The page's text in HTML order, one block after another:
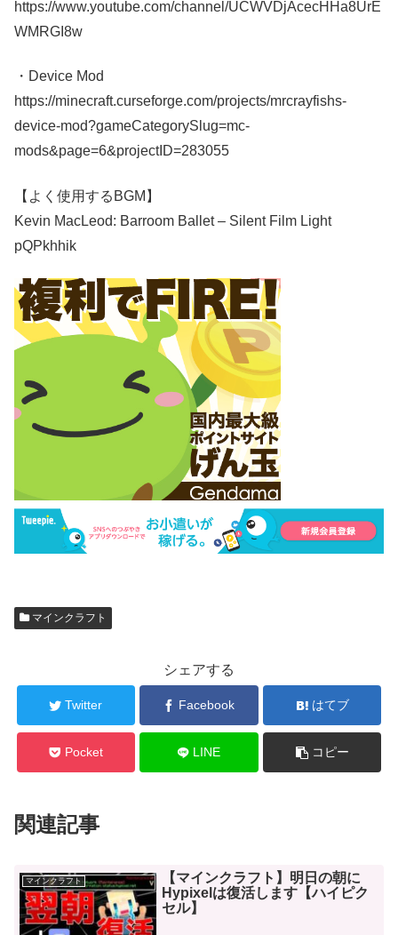
https://www.youtube.com/channel/UCWVDjAcecHHa8UrE
WMRGI8w
・Device Mod
https://minecraft.curseforge.com/projects/mrcrayfishs-
device-mod?gameCategorySlug=mc-
mods&page=6&projectID=283055
【よく使用するBGM】
Kevin MacLeod: Barroom Ballet – Silent Film Light
pQPkhhik
マインクラフト
シェアする
Twitter Facebook はてブ
Pocket LINE コピー
関連記事
マインクラフト
【マインクラフト】明日の朝に
Hypixelは復活します【ハイピク
セル】